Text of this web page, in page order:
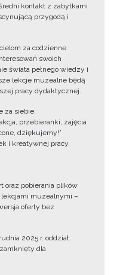
kontakt z zabytkami
przygodą i
za codzienne
swoich
świata pełnego wiedzy i
lekcje muzealne będą
pracy dydaktycznej.
za siebie:
przebieranki, zajęcia
dziękujemy!”
i kreatywnej pracy.
oraz pobierania plików
lekcjami muzealnymi –
oferty bez
2025 r. oddział
dla